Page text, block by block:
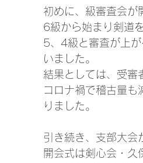
初めに、級審査会が
6級から始まり剣道
5、4級と審査が上
いました。
結果としては、受審
コロナ禍で稽古量も
りました。
引き続き、支部大会
開会式は剣心会・久